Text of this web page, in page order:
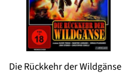
Die Rückkehr der Wildgänse